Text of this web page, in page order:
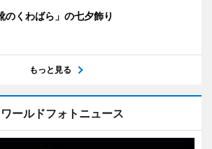
のくわばら」の七夕飾り
もっと見る
ワールドフォトニュース